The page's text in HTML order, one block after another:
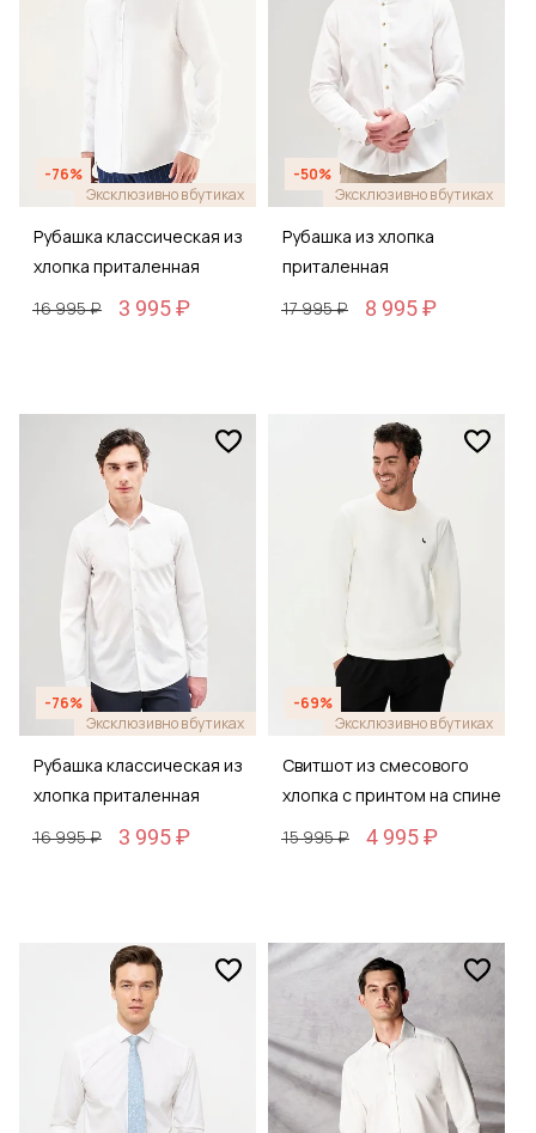
-76%
Эксклюзивно в бутиках
Рубашка классическая из
хлопка приталенная
16 995 ₽
3 995 ₽
-50%
Эксклюзивно в бутиках
Рубашка из хлопка
приталенная
17 995 ₽
8 995 ₽
-76%
Эксклюзивно в бутиках
Рубашка классическая из
хлопка приталенная
16 995 ₽
3 995 ₽
-69%
Эксклюзивно в бутиках
Свитшот из смесового
хлопка с принтом на спине
15 995 ₽
4 995 ₽